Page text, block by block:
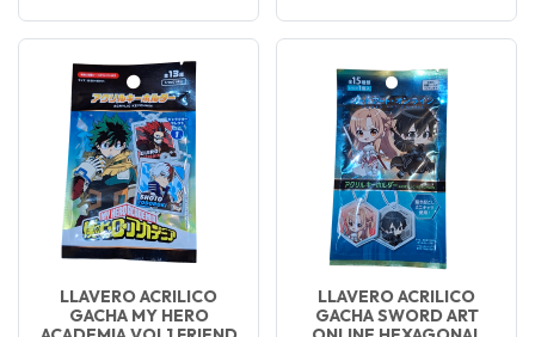
LLAVERO ACRILICO
GACHA MY HERO
LLAVERO ACRILICO
GACHA SWORD ART